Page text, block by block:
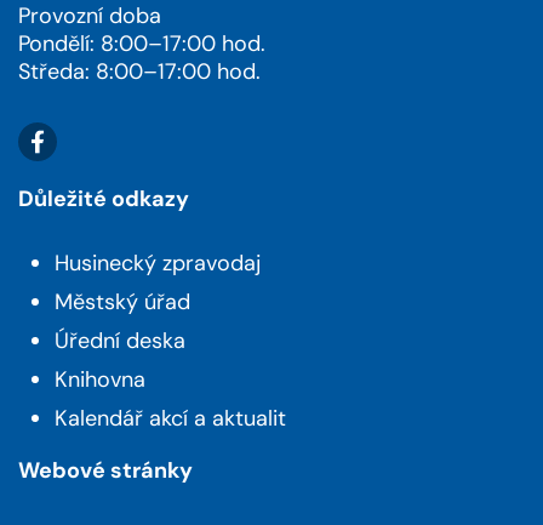
Provozní doba
Pondělí: 8:00–17:00 hod.
Středa: 8:00–17:00 hod.
Důležité odkazy
Husinecký zpravodaj
Městský úřad
Úřední deska
Knihovna
Kalendář akcí a aktualit
Webové stránky